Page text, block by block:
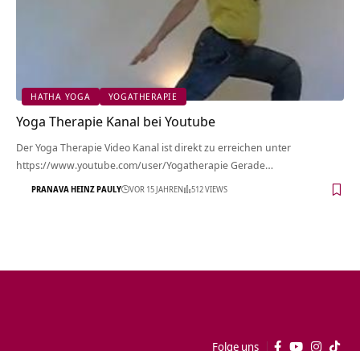
HATHA YOGA YOGATHERAPIE
Yoga Therapie Kanal bei Youtube
Der Yoga Therapie Video Kanal ist direkt zu erreichen unter
https://www.youtube.com/user/Yogatherapie Gerade…
PRANAVA HEINZ PAULY VOR 15 JAHREN 512 VIEWS
Folge uns